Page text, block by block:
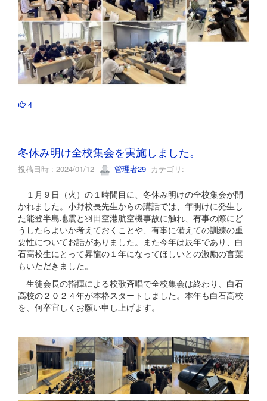
4
冬休み明け全校集会を実施しました。
投稿日時 : 2024/01/12 管理者29 カテゴリ:
１月９日（火）の１時間目に、冬休み明けの全校集会が開
かれました。小野校長先生からの講話では、年明けに発生し
た能登半島地震と羽田空港航空機事故に触れ、有事の際にど
うしたらよいか考えておくことや、有事に備えての訓練の重
要性についてお話がありました。また今年は辰年であり、白
石高校生にとって昇龍の１年になってほしいとの激励の言葉
もいただきました。
生徒会長の指揮による校歌斉唱で全校集会は終わり、白石
高校の２０２４年が本格スタートしました。本年も白石高校
を、何卒宜しくお願い申し上げます。